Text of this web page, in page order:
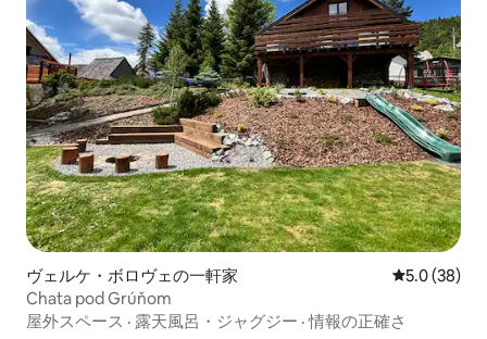
ヴェルケ・ボロヴェの一軒家 レビュー38
5.0 (38)
Chata pod Grúňom
屋外スペース · 露天風呂・ジャグジー ·情報の正確さ